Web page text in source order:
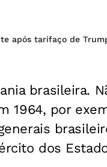
após tarifaço de
brasileira.
1964, por
dos